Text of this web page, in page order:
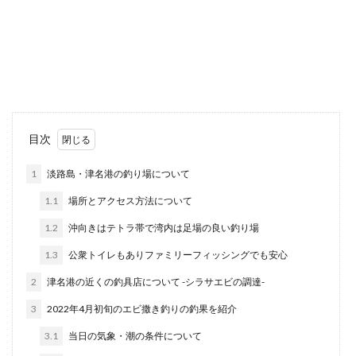
目次
1 淡路島・津名港の釣り場について
1.1 場所とアクセス方法について
1.2 沖向きはテトラ帯で湾内は足場の良い釣り場
1.3 公衆トイレもありファミリーフィッシングでも安心
2 津名港の近くの釣具店について -シラサエビの調達-
3 2022年4月初旬のエビ撒き釣りの釣果を紹介
3.1 当日の気象・潮の条件について